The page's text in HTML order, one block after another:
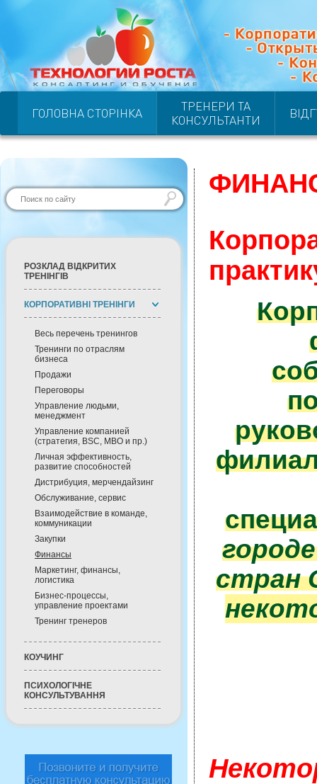
ГОЛОВНА СТОРІНКА
ТРЕНЕРИ ТА
КОНСУЛЬТАНТИ
РОЗКЛАД ВІДКРИТИХ
ТРЕНІНГІВ
КОРПОРАТИВНІ ТРЕНІНГИ
Весь перечень тренингов
Тренинги по отраслям
бизнеса
Продажи
Переговоры
Управление людьми,
менеджмент
Управление компанией
(стратегия, BSC, MBO и пр.)
Личная эффективность,
развитие способностей
Дистрибуция, мерчендайзинг
Обслуживание, сервис
Взаимодействие в команде,
коммуникации
Закупки
Финансы
Маркетинг, финансы,
логистика
Бизнес-процессы,
управление проектами
Тренинг тренеров
КОУЧИНГ
ПСИХОЛОГІЧНЕ
КОНСУЛЬТУВАННЯ
стран